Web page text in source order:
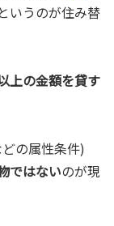
いうのが住み替
上の金額を貸す
の属性条件)
ではないのが現